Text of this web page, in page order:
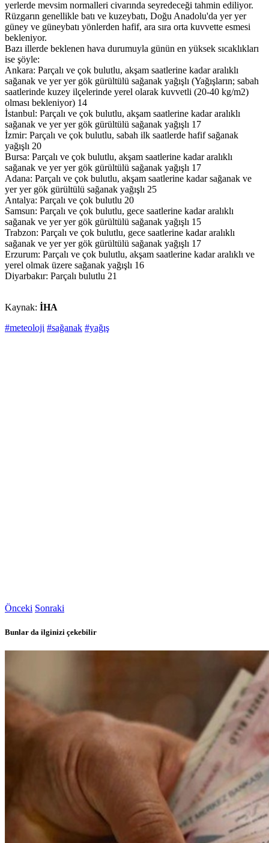
yerlerde mevsim normalleri civarında seyredeceği tahmin ediliyor.
Rüzgarın genellikle batı ve kuzeybatı, Doğu Anadolu'da yer yer
güney ve güneybatı yönlerden hafif, ara sıra orta kuvvette esmesi
bekleniyor.
Bazı illerde beklenen hava durumuyla günün en yüksek sıcaklıkları
ise şöyle:
Ankara: Parçalı ve çok bulutlu, akşam saatlerine kadar aralıklı
sağanak ve yer yer gök gürültülü sağanak yağışlı (Yağışların; sabah
saatlerinde kuzey ilçelerinde yerel olarak kuvvetli (20-40 kg/m2)
olması bekleniyor) 14
İstanbul: Parçalı ve çok bulutlu, akşam saatlerine kadar aralıklı
sağanak ve yer yer gök gürültülü sağanak yağışlı 17
İzmir: Parçalı ve çok bulutlu, sabah ilk saatlerde hafif sağanak
yağışlı 20
Bursa: Parçalı ve çok bulutlu, akşam saatlerine kadar aralıklı
sağanak ve yer yer gök gürültülü sağanak yağışlı 17
Adana: Parçalı ve çok bulutlu, akşam saatlerine kadar sağanak ve
yer yer gök gürültülü sağanak yağışlı 25
Antalya: Parçalı ve çok bulutlu 20
Samsun: Parçalı ve çok bulutlu, gece saatlerine kadar aralıklı
sağanak ve yer yer gök gürültülü sağanak yağışlı 15
Trabzon: Parçalı ve çok bulutlu, gece saatlerine kadar aralıklı
sağanak ve yer yer gök gürültülü sağanak yağışlı 17
Erzurum: Parçalı ve çok bulutlu, akşam saatlerine kadar aralıklı ve
yerel olmak üzere sağanak yağışlı 16
Diyarbakır: Parçalı bulutlu 21
Kaynak: İHA
#meteoloji #sağanak #yağış
Önceki Sonraki
Bunlar da ilginizi çekebilir